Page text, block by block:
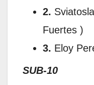
2.
Fuertes )
3. Eloy
SUB-10